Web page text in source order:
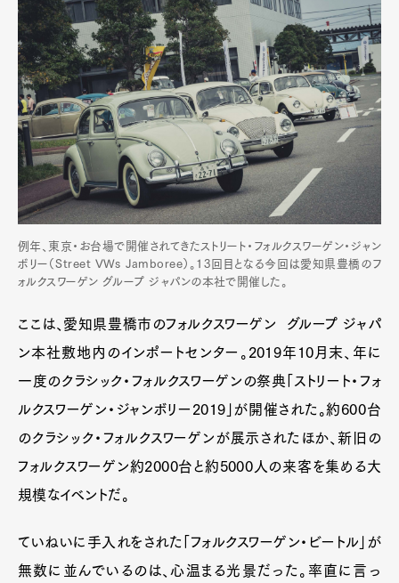
例年、東京・お台場で開催されてきたストリート・フォルクスワーゲン・ジャン
ボリー（Street VWs Jamboree）。13回目となる今回は愛知県豊橋のフ
ォルクスワーゲン グループ ジャパンの本社で開催した。
ここは、愛知県豊橋市のフォルクスワーゲン グループ ジャパ
ン本社敷地内のインポートセンター。2019年10月末、年に
一度のクラシック・フォルクスワーゲンの祭典「ストリート・フォ
ルクスワーゲン・ジャンボリー2019」が開催された。約600台
のクラシック・フォルクスワーゲンが展示されたほか、新旧の
フォルクスワーゲン約2000台と約5000人の来客を集める大
規模なイベントだ。
ていねいに手入れをされた「フォルクスワーゲン・ビートル」が
無数に並んでいるのは、心温まる光景だった。率直に言っ